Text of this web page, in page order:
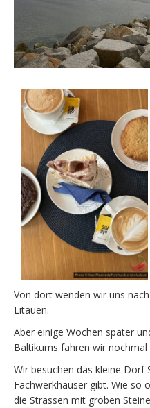
Von dort wenden wir uns
Litauen.
Aber einige Wochen später
Baltikums fahren wir nochmal
Wir besuchen das kleine
Fachwerkhäuser gibt. Wie so
die Strassen mit groben